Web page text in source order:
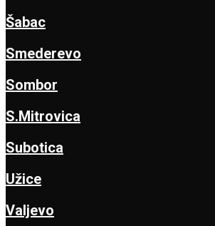
Šabac
Smederevo
Sombor
S.Mitrovica
Subotica
Užice
Valjevo